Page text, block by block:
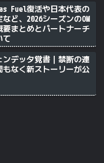
Fuel復活や日本代表の
ど、2026シーズンのOW
要まとめとパートナーチ
て
ンデッタ覚書｜禁断の連
もなく新ストーリーが公